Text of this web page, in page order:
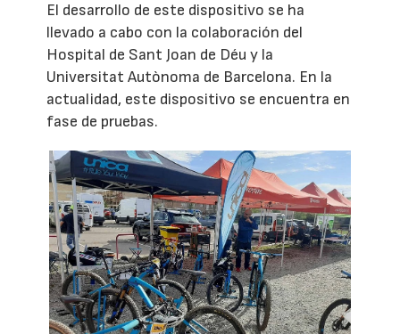
El desarrollo de este dispositivo se ha
llevado a cabo con la colaboración del
Hospital de Sant Joan de Déu y la
Universitat Autònoma de Barcelona. En la
actualidad, este dispositivo se encuentra en
fase de pruebas.